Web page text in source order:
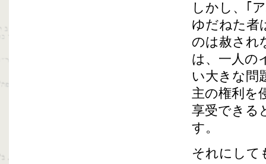
しかし、｢
ゆだねた者
のは赦され
は、一人の
い大きな問
主の権利を
享受できる
す。
それにして